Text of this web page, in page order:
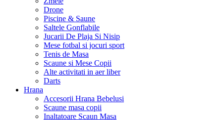
Drone
Piscine & Saune
Saltele Gonflabile
Jucarii De Plaja Si Nisip
Mese fotbal si jocuri sport
Tenis de Masa
Scaune si Mese Copii
Alte activitati in aer liber
Darts
Hrana
Accesorii Hrana Bebelusi
Scaune masa copii
Inaltatoare Scaun Masa